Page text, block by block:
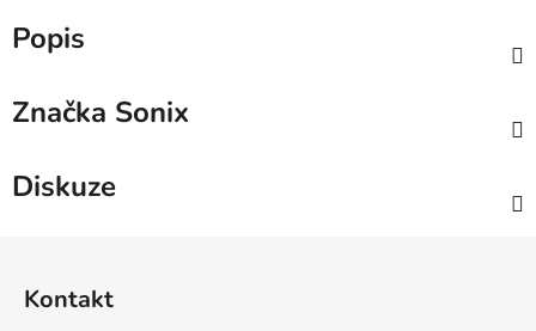
Popis
Značka Sonix
Diskuze
Kontakt